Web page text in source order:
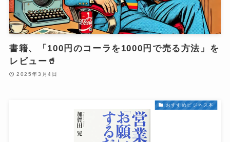
書籍、「100円のコーラを1000円で売る方法」を
レビュー🥤
2025年3月4日
おすすめビジネス本